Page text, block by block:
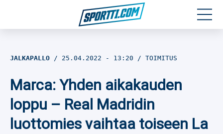
Jalkapallo
Yleisurheilu
JALKAPALLO 25.04.2022 - 13:20 TOIMITUS
Marca: Yhden aikakauden
loppu – Real Madridin
luottomies vaihtaa toiseen La